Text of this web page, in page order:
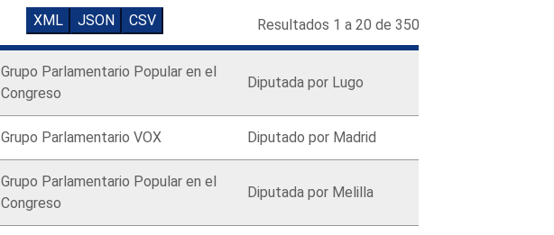
XML JSON CSV Resultados 1 a 20 de 350
Grupo Parlamentario Popular en el
Congreso
Diputada por Lugo
Grupo Parlamentario VOX Diputado por Madrid
Grupo Parlamentario Popular en el
Congreso
Diputada por Melilla